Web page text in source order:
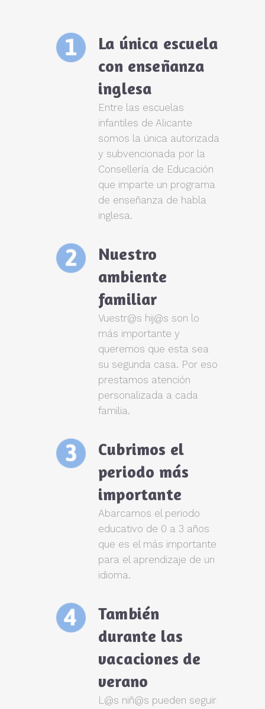
La única escuela
con enseñanza
inglesa
Entre las escuelas
infantiles de Alicante
somos la única autorizada
y subvencionada por la
Consellería de Educación
que imparte un programa
de enseñanza de habla
inglesa.
Nuestro
ambiente
familiar
Vuestr@s hij@s son lo
más importante y
queremos que esta sea
su segunda casa. Por eso
prestamos atención
personalizada a cada
familia.
Cubrimos el
periodo más
importante
Abarcamos el periodo
educativo de 0 a 3 años
que es el más importante
para el aprendizaje de un
idioma.
También
durante las
vacaciones de
verano
L@s niñ@s pueden seguir